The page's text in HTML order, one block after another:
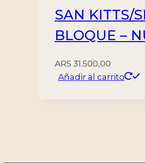
SAN KITTS/
BLOQUE –
ARS 31.500,00
Añadir al carrito